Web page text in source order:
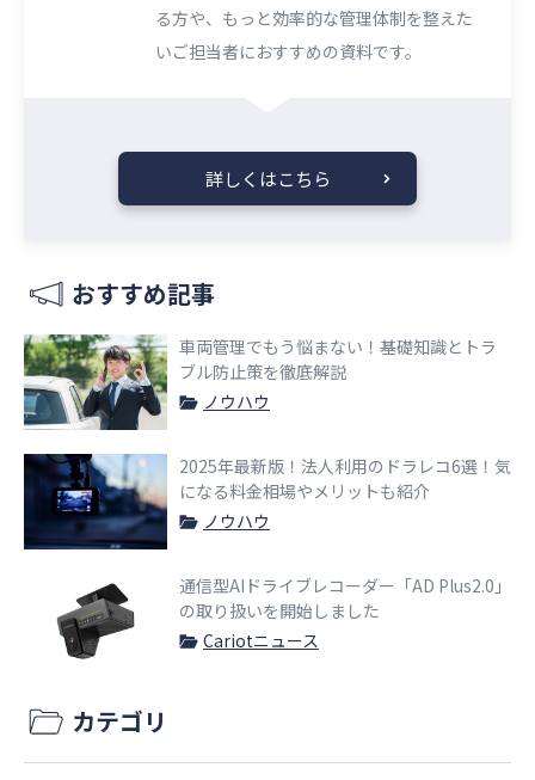
る方や、もっと効率的な管理体制を整えた
いご担当者におすすめの資料です。
詳しくはこちら
おすすめ記事
車両管理でもう悩まない！基礎知識とトラ
ブル防止策を徹底解説
ノウハウ
2025年最新版！法人利用のドラレコ6選！気
になる料金相場やメリットも紹介
ノウハウ
通信型AIドライブレコーダー「AD Plus2.0」
の取り扱いを開始しました
Cariotニュース
カテゴリ